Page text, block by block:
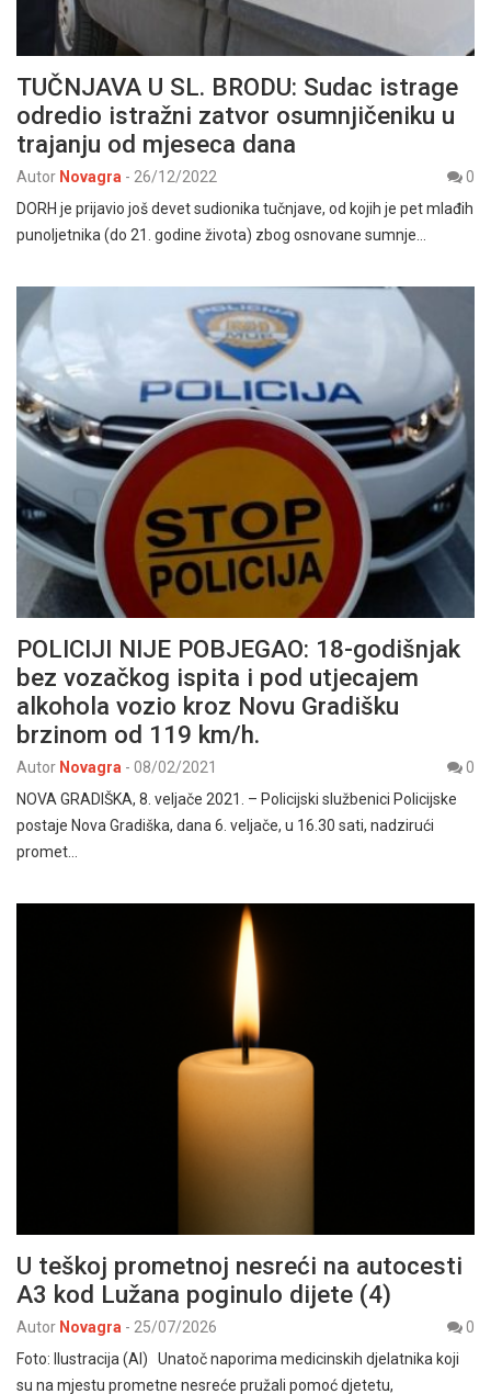
TUČNJAVA U SL. BRODU: Sudac istrage
odredio istražni zatvor osumnjičeniku u
trajanju od mjeseca dana
Autor Novagra - 26/12/2022
0
DORH je prijavio još devet sudionika tučnjave, od kojih je pet mlađih
punoljetnika (do 21. godine života) zbog osnovane sumnje…
POLICIJI NIJE POBJEGAO: 18-godišnjak
bez vozačkog ispita i pod utjecajem
alkohola vozio kroz Novu Gradišku
brzinom od 119 km/h.
Autor Novagra - 08/02/2021
0
NOVA GRADIŠKA, 8. veljače 2021. – Policijski službenici Policijske
postaje Nova Gradiška, dana 6. veljače, u 16.30 sati, nadzirući
promet…
U teškoj prometnoj nesreći na autocesti
A3 kod Lužana poginulo dijete (4)
Autor Novagra - 25/07/2026
0
Foto: Ilustracija (AI) Unatoč naporima medicinskih djelatnika koji
su na mjestu prometne nesreće pružali pomoć djetetu,